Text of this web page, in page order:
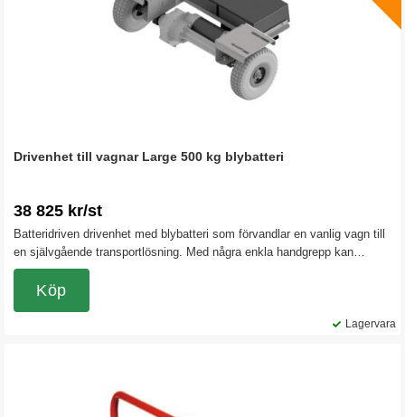
Drivenhet till vagnar Large 500 kg blybatteri
38 825 kr/st
Batteridriven drivenhet med blybatteri som förvandlar en vanlig vagn till
en självgående transportlösning. Med några enkla handgrepp kan
drivenheten monteras på de flesta typer av vagnar. Drivenheten fungerar
som en elektrisk vagnsdrift och passar utmärkt att montera på t.ex. en
verktygsvagn, plattformsvagn eller en hyllvagn.
Lagervara
Köp